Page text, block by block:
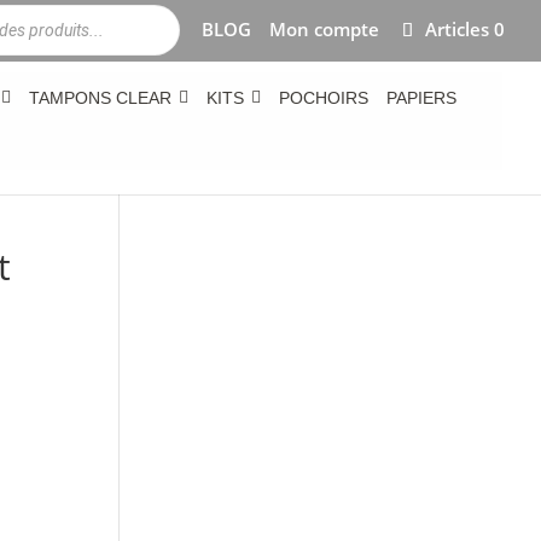
BLOG Mon compte Articles 0
TAMPONS CLEAR KITS POCHOIRS PAPIERS